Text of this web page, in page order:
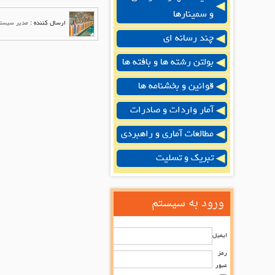
و سمینارها
چند رسانه ای
بولتن رشته ها و بافته ها
قوانین و بخشنامه ها
آمار واردات و صادرات
مطالعات آماری و راهبردی
تبریک و تسلیت
ورود به سیستم
ایمیل
رمز
عبور
ارسال کننده : مدیر